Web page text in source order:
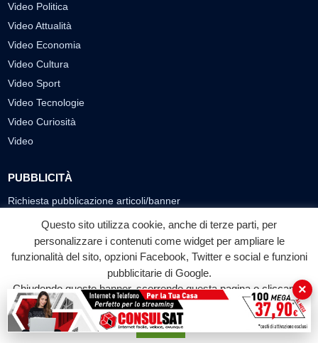
Video Politica
Video Attualità
Video Economia
Video Cultura
Video Sport
Video Tecnologie
Video Curiosità
Video
PUBBLICITÀ
Richiesta pubblicazione articoli/banner
SEGUICI SUI SOCIAL
f
Facebook
◎ ▶
YouTube
© 2026 LABTV - Tutti i diritti riservati
Questo sito utilizza cookie, anche di terze parti, per
personalizzare i contenuti come widget per ampliare le
funzionalità del sito, opzioni Facebook, Twitter e social e funzioni
pubblicitarie di Google.
Chiudendo questo banner, scorrendo questa pagina o cliccando
su qualunque suo elemento acconsenti all'uso dei cookie.
Accetta
×